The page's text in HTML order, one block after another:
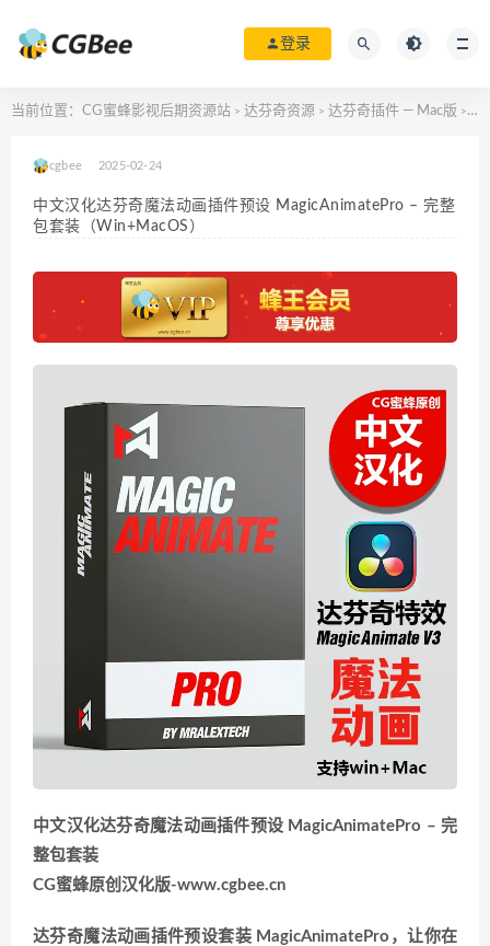
登录
当前位置： CG蜜蜂影视后期资源站 > 达芬奇资源 > 达芬奇插件 — Mac版 > 中
cgbee 2025-02-24
中文汉化达芬奇魔法动画插件预设 MagicAnimatePro – 完整
包套装（Win+MacOS）
中文汉化达芬奇魔法动画插件预设 MagicAnimatePro – 完
整包套装
CG蜜蜂原创汉化版-www.cgbee.cn
达芬奇魔法动画插件预设套装 MagicAnimatePro，让你在